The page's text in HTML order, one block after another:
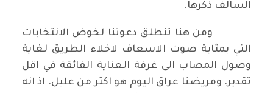
السالف ذكرها.
ومن هنا تنطلق دعوتنا لخوض الانتخابات
التي بمثابة صوت الاسعاف لاخلاء الطريق لغاية
وصول المصاب الى غرفة العناية الفائقة في اقل
تقدير. ومريضنا عراق اليوم هو اكثر من عليل. اذ انه